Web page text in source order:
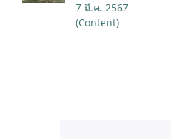
7 มี.ค. 2567
(Content)